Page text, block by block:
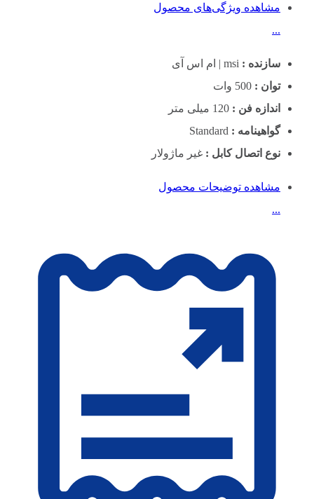
مشاهده ویژگی‌های محصول
...
سازنده :
توان :
اندازه فن :
گواهینامه :
نوع اتصال کابل : غیر ماژولار
مشاهده توضیحات محصول
...